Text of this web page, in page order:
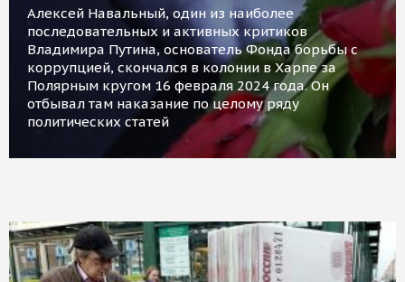
Алексей Навальный, один из наиболее
последовательных и активных критиков
Владимира Путина, основатель Фонда борьбы с
коррупцией, скончался в колонии в Харпе за
Полярным кругом 16 февраля 2024 года. Он
отбывал там наказание по целому ряду
политических статей